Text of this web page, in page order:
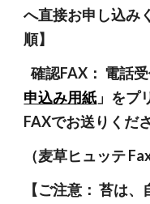
へ直接お申し込み
順】
確認FAX： 電話
申込み用紙 」をプ
FAXでお送りくださ
（麦草ヒュッテ
【ご注意： 苔は